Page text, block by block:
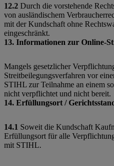
12.2 Durch die vorstehende
von ausländischem
mit der Kundschaft ohne
eingeschränkt.
13. Informationen zur Online-
Mangels gesetzlicher
Streitbeilegungsverfahren vor
STIHL zur Teilnahme an einem
nicht verpflichtet und nicht bereit.
14. Erfüllungsort /
14.1 Soweit die Kundschaft
Erfüllungsort für alle
mit STIHL.